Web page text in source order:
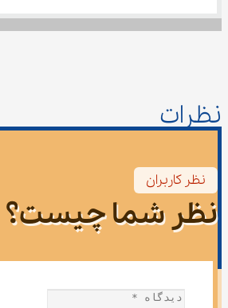
نظرات
نظر کاربران
نظر شما چیست؟